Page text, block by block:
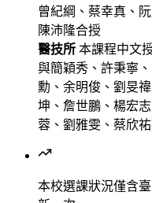
曾紀綱、蔡幸真、
陳沛隆合授
醫技所 本課程中文
與簡穎秀、許秉寧
勳、余明俊、劉旻
坤、詹世鵬、楊宏
蓉、劉雅雯、蔡欣
本校選課狀況僅含